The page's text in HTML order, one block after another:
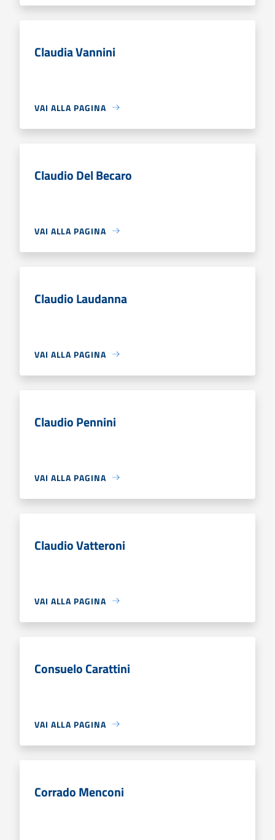
Claudia Vannini
VAI ALLA PAGINA
Claudio Del Becaro
VAI ALLA PAGINA
Claudio Laudanna
VAI ALLA PAGINA
Claudio Pennini
VAI ALLA PAGINA
Claudio Vatteroni
VAI ALLA PAGINA
Consuelo Carattini
VAI ALLA PAGINA
Corrado Menconi